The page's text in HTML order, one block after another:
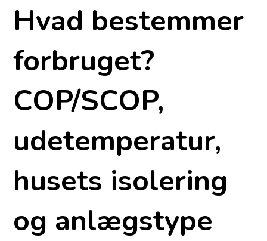
Hvad bestemmer
forbruget?
COP/SCOP,
udetemperatur,
husets isolering
og anlægstype